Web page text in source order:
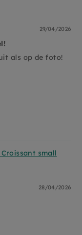
29/04/2026
als op de foto!
small
28/04/2026